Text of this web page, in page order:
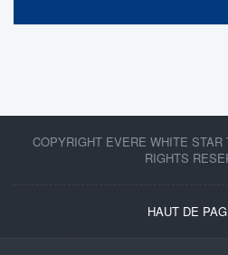
COPYRIGHT EVERE WHITE
RIGHTS
HAUT DE